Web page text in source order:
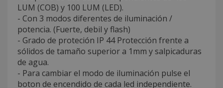
LUM (COB) y 100 LUM (LED).
- Con 3 modos diferentes de iluminación /
potencia. (Fuerte, debil y flash)
- Grado de proteción IP 44 Protección frente a
sólidos de tamaño superior a 1mm y salpicaduras
de agua.
- Para cambiar el modo de iluminación pulse el
boton de encendido de cada led independiente.